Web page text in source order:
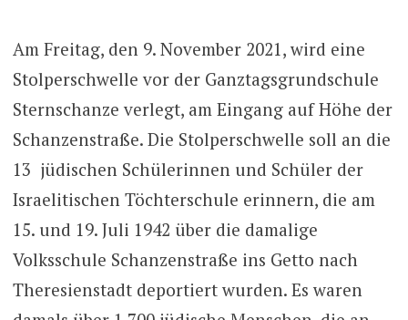
Am Freitag, den 9. November 2021, wird eine
Stolperschwelle vor der Ganztagsgrundschule
Sternschanze verlegt, am Eingang auf Höhe der
Schanzenstraße. Die Stolperschwelle soll an die
13 jüdischen Schülerinnen und Schüler der
Israelitischen Töchterschule erinnern, die am
15. und 19. Juli 1942 über die damalige
Volksschule Schanzenstraße ins Getto nach
Theresienstadt deportiert wurden. Es waren